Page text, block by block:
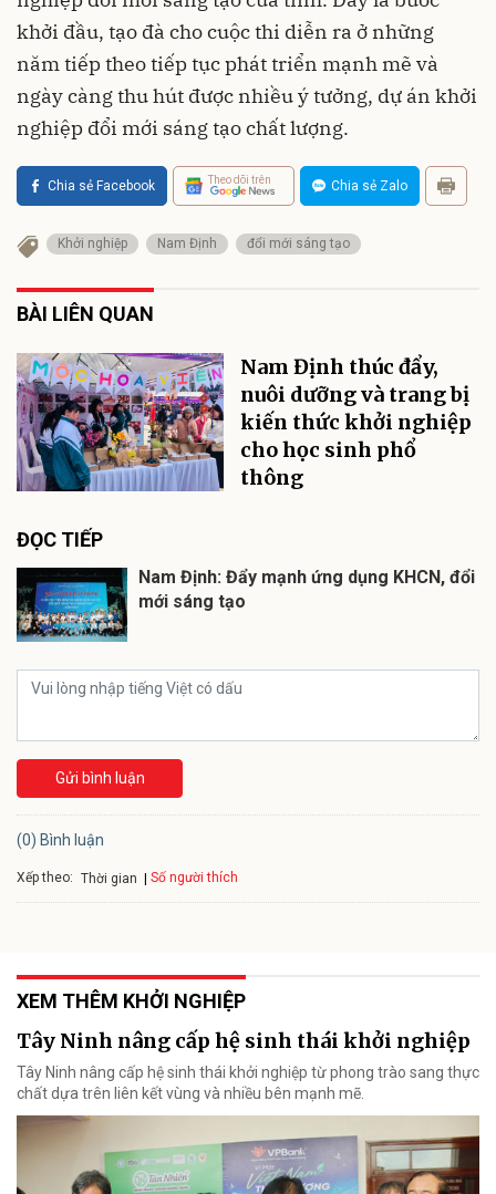
khởi đầu, tạo đà cho cuộc thi diễn ra ở những
năm tiếp theo tiếp tục phát triển mạnh mẽ và
ngày càng thu hút được nhiều ý tưởng, dự án khởi
nghiệp đổi mới sáng tạo chất lượng.
Chia sẻ Facebook Theo dõi trên Chia sẻ Zalo
Khởi nghiệp Nam Định đổi mới sáng tạo
BÀI LIÊN QUAN
Nam Định thúc đẩy,
nuôi dưỡng và trang bị
kiến thức khởi nghiệp
cho học sinh phổ
thông
ĐỌC TIẾP
Nam Định: Đẩy mạnh ứng dụng KHCN, đổi
mới sáng tạo
Gửi bình luận
(0) Bình luận
Xếp theo: Thời gian Số người thích
XEM THÊM KHỞI NGHIỆP
Tây Ninh nâng cấp hệ sinh thái khởi nghiệp
Tây Ninh nâng cấp hệ sinh thái khởi nghiệp từ phong trào sang thực
chất dựa trên liên kết vùng và nhiều bên mạnh mẽ.